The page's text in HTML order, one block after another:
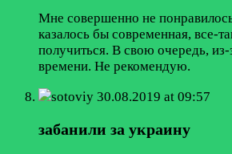
Мне совершенно не
казалось бы современная, все-
получиться. В свою очередь,
времени. Не рекомендую.
sotoviy 30.08.2019 at 09:57
забанили за украину